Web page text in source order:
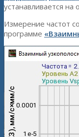
устанавливается
Измерение частот
программе